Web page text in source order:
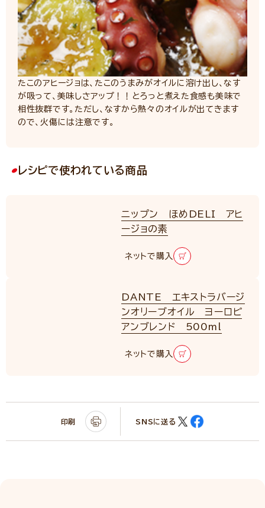
たこのアヒージョは、たこのうまみがオイルに溶け出し、なす
が吸って、美味しさアップ！！とろっと煮えた食感も美味で
相性抜群です。ただし、なすから熱々のオイルが出てきます
ので、火傷には注意です。
レシピで使われている商品
ニップン ほめDELI アヒ
ージョの素
ネットで購入
DANTE エキストラバージ
ンオリーブオイル ヨーロピ
アンブレンド 500ml
ネットで購入
印刷 SNSに送る